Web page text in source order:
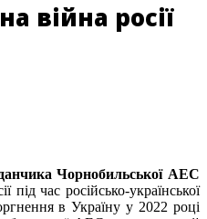
війна росії
Чорнобильської АЕС
час російсько-української
в Україну у 2022 році